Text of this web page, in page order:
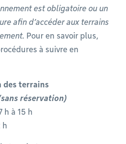
est obligatoire ou un
afin d’accéder aux terrains
Pour en savoir plus,
à suivre en
des terrains
réservation)
h à 15 h
h